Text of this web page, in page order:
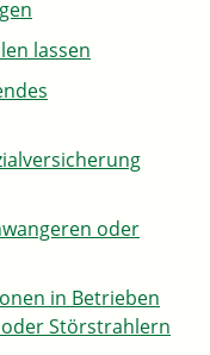
lassen
oder
in Betrieben
Störstrahlern